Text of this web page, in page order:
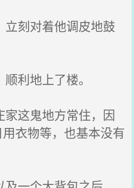
刻对着他调皮地鼓
利地上了楼。
这鬼地方常住，因
衣物等，也基本没有